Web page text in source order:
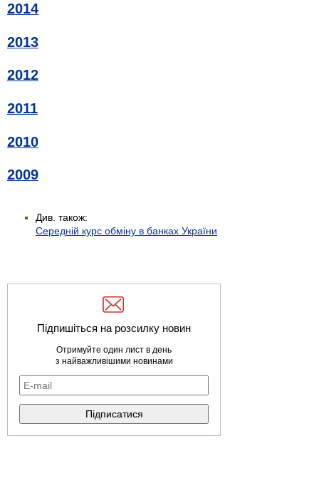
2014
2013
2012
2011
2010
2009
Див. також:
Середній курс обміну в банках України
Підпишіться на розсилку новин
Отримуйте один лист в день
з найважливішими новинами